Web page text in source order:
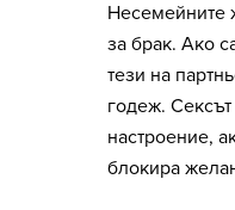
Несемейните
за брак. Ако
тези на
годеж.
настроение,
блокира